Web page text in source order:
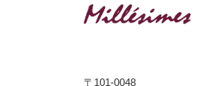
〒101-0048